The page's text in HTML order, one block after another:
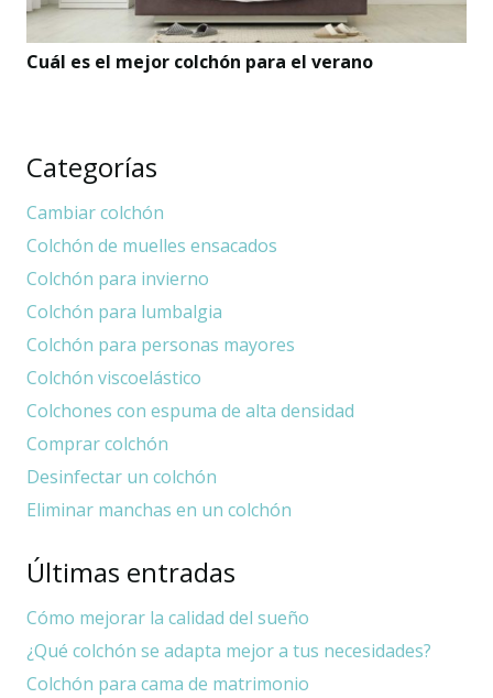
Cuál es el mejor colchón para el verano
Categorías
Cambiar colchón
Colchón de muelles ensacados
Colchón para invierno
Colchón para lumbalgia
Colchón para personas mayores
Colchón viscoelástico
Colchones con espuma de alta densidad
Comprar colchón
Desinfectar un colchón
Eliminar manchas en un colchón
Últimas entradas
Cómo mejorar la calidad del sueño
¿Qué colchón se adapta mejor a tus necesidades?
Colchón para cama de matrimonio